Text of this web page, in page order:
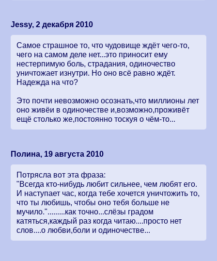
Jessy, 2 декабря 2010
Самое страшное то, что чудовище ждёт чего-то,
чего на самом деле нет...это приносит ему
нестерпимую боль, страдания, одиночество
уничтожает изнутри. Но оно всё равно ждёт.
Надежда на что?
Это почти невозможно осознать,что миллионы лет
оно живёи в одиночестве и,возможно,проживёт
ещё столько же,постоянно тоскуя о чём-то...
Полина, 19 августа 2010
Потрясла вот эта фраза:
"Всегда кто-нибудь любит сильнее, чем любят его.
И наступает час, когда тебе хочется уничтожить то,
что ты любишь, чтобы оно тебя больше не
мучило.".........как точно...слёзы градом
катяться,каждый раз когда читаю....просто нет
слов....о любви,боли и одиночестве...